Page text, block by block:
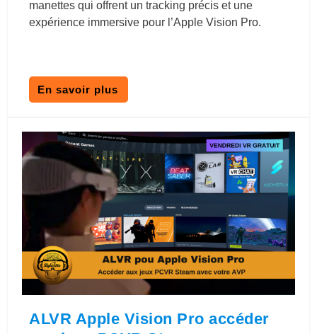
manettes qui offrent un tracking précis et une
expérience immersive pour l’Apple Vision Pro.
En savoir plus
ALVR Apple Vision Pro accéder